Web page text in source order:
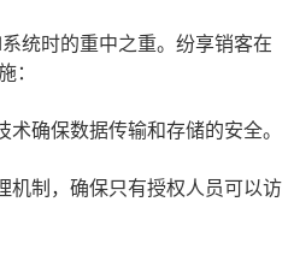
统时的重中之重。纷享销客在
：
术确保数据传输和存储的安全。
机制，确保只有授权人员可以访